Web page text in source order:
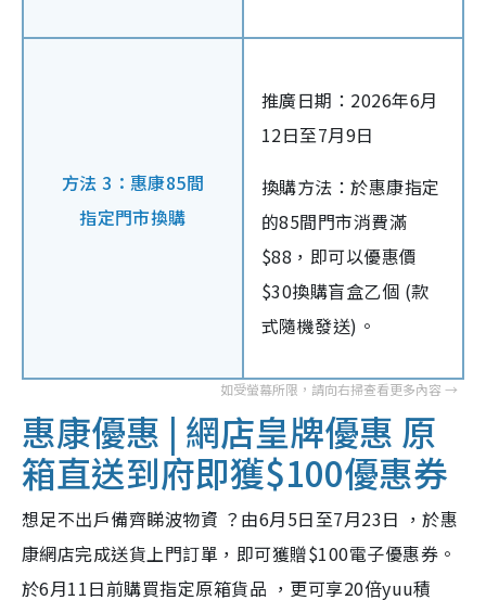
方法 3：惠康85間
指定門市換購
推廣日期：2026年6月
12日至7月9日
換購方法：於惠康指定
的85間門市消費滿
$88，即可以優惠價
$30換購盲盒乙個 (款
式隨機發送)。
惠康優惠 | 網店皇牌優惠 原
箱直送到府即獲$100優惠券
想足不出戶備齊睇波物資 ？由6月5日至7月23日 ，於惠
康網店完成送貨上門訂單，即可獲贈$100電子優惠券。
於6月11日前購買指定原箱貨品 ，更可享20倍yuu積